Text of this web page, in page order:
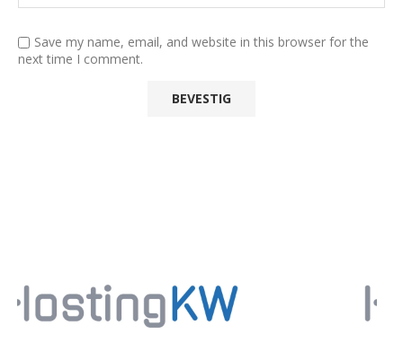
Save my name, email, and website in this browser for the
next time I comment.